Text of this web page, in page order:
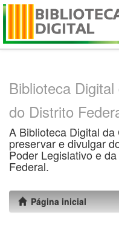
Skip
Biblioteca
do Distrito
A Biblioteca Digital
preservar e divulgar
Poder Legislativo e
Federal.
Página inicial